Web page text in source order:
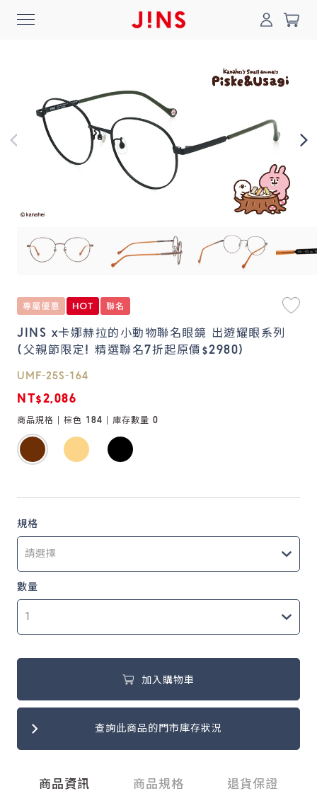
登入/註冊 門市一覽 我的最愛
最新消息
Collection
Online Shop
鏡片說明
Lens
常見問題
FAQ
0
JINS x卡娜赫拉的小動物聯名眼鏡 出遊耀眼系列
(父親節限定! 精選聯名7折起原價$2980)
UMF-25S-164
NT$2,086
商品規格 | 棕色 184 | 庫存數量 0
規格
數量
加入購物車
查詢此商品的門市庫存狀況
商品資訊 商品規格 退貨保證